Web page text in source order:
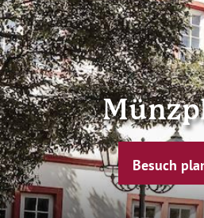
Besuch